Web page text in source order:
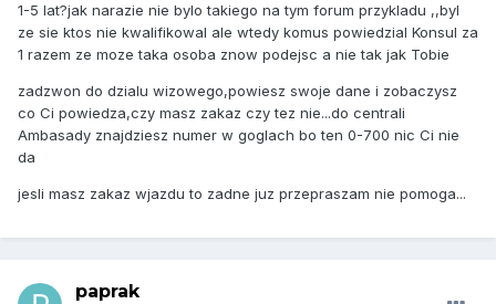
1-5 lat?jak narazie nie bylo takiego na tym forum przykladu ,,byl
ze sie ktos nie kwalifikowal ale wtedy komus powiedzial Konsul za
1 razem ze moze taka osoba znow podejsc a nie tak jak Tobie
zadzwon do dzialu wizowego,powiesz swoje dane i zobaczysz
co Ci powiedza,czy masz zakaz czy tez nie...do centrali
Ambasady znajdziesz numer w goglach bo ten 0-700 nic Ci nie
da
jesli masz zakaz wjazdu to zadne juz przepraszam nie pomoga...
paprak